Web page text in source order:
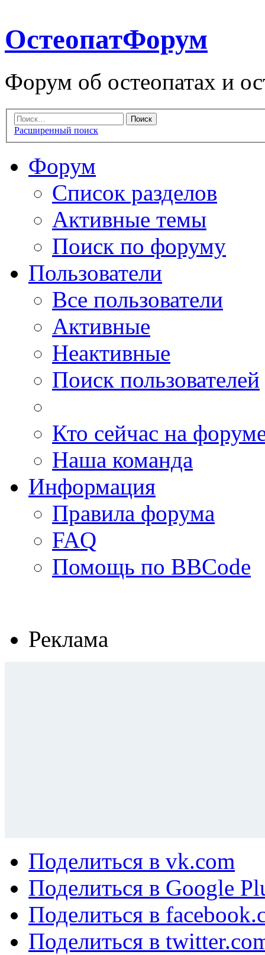
ОстеопатФорум
Форум об остеопатах и
Расширенный поиск
Форум
Список разделов
Активные темы
Поиск по форуму
Пользователи
Все пользователи
Активные
Неактивные
Поиск пользователей
Кто сейчас на
Наша команда
Информация
Правила форума
FAQ
Помощь по BBCode
Реклама
Поделиться в vk.com
Поделиться в Google
Поделиться в
Поделиться в